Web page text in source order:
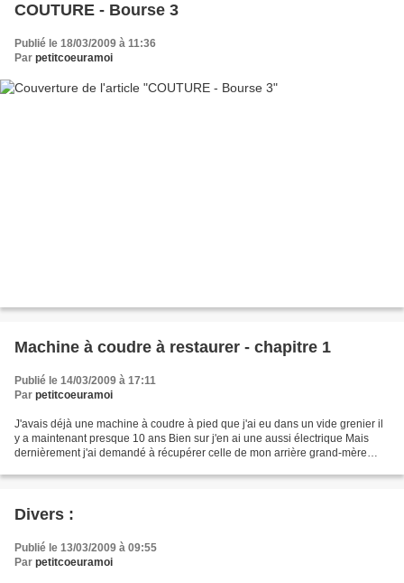
COUTURE - Bourse 3
Publié le 18/03/2009 à 11:36
Par petitcoeuramoi
Machine à coudre à restaurer - chapitre 1
Publié le 14/03/2009 à 17:11
Par petitcoeuramoi
J'avais déjà une machine à coudre à pied que j'ai eu dans un vide grenier il
y a maintenant presque 10 ans Bien sur j'en ai une aussi électrique Mais
dernièrement j'ai demandé à récupérer celle de mon arrière grand-mère
Divers :
Publié le 13/03/2009 à 09:55
Par petitcoeuramoi